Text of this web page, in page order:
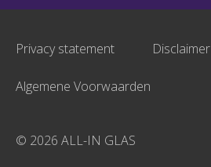
Privacy statement Disclaimer
Algemene Voorwaarden
© 2026 ALL-IN GLAS